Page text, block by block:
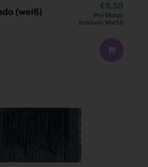
(weiß)
9,58
Pro Monat
(exklusiv MwSt)